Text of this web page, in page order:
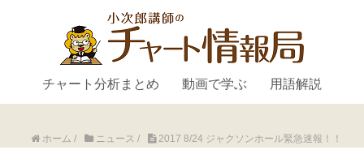
チャート分析まとめ 動画で学ぶ 用語解説
ホーム / ニュース / 2017 8/24 ジャクソンホール緊急速報！！